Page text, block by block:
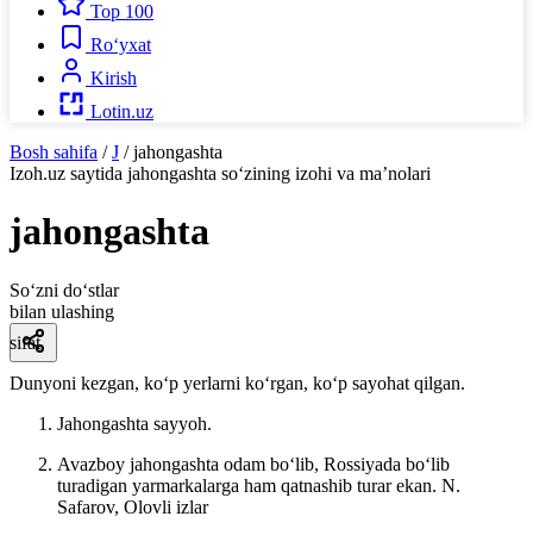
Top 100
Ro‘yxat
Kirish
Lotin.uz
Bosh sahifa / J / jahongashta
Izoh.uz saytida jahongashta so‘zining izohi va ma’nolari
jahongashta
So‘zni do‘stlar
bilan ulashing
sifat
Dunyoni kezgan, koʻp yerlarni koʻrgan, koʻp sayohat qilgan.
Jahongashta sayyoh.
Avazboy jahongashta odam boʻlib, Rossiyada boʻlib
turadigan yarmarkalarga ham qatnashib turar ekan. N.
Safarov, Olovli izlar